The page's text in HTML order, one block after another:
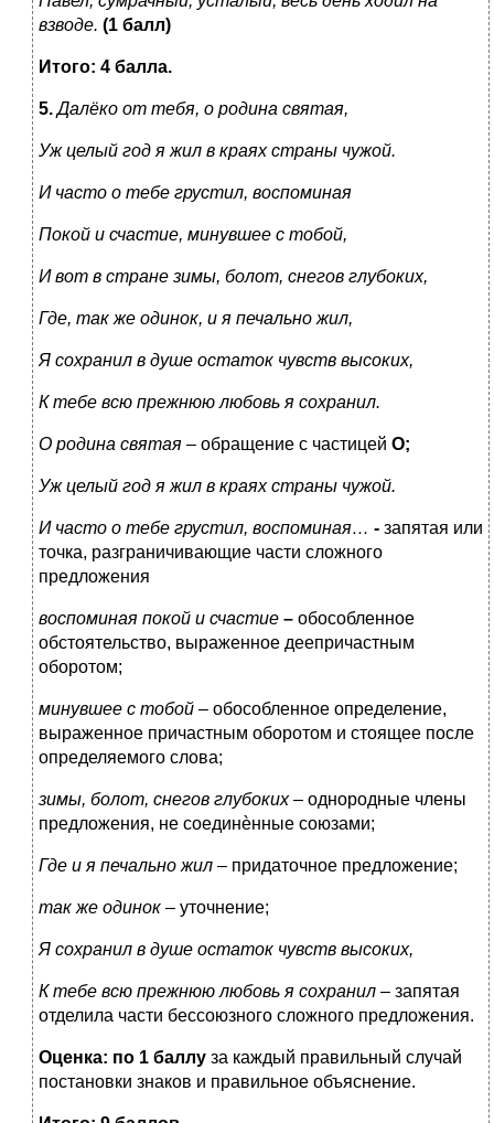
взводе. (1 балл)
Итого: 4 балла.
5.Далёко от тебя, о родина святая,
Уж целый год я жил в краях страны чужой.
И часто о тебе грустил, воспоминая
Покой и счастие, минувшее с тобой,
И вот в стране зимы, болот, снегов глубоких,
Где, так же одинок, и я печально жил,
Я сохранил в душе остаток чувств высоких,
К тебе всю прежнюю любовь я сохранил.
О родина святая – обращение с частицей О;
Уж целый год я жил в краях страны чужой.
И часто о тебе грустил, воспоминая… - запятая или
точка, разграничивающие части сложного
предложения
воспоминая покой и счастие – обособленное
обстоятельство, выраженное деепричастным
оборотом;
минувшее с тобой – обособленное определение,
выраженное причастным оборотом и стоящее после
определяемого слова;
зимы, болот, снегов глубоких– однородные члены
предложения, не соединѐнные союзами;
Где и я печально жил – придаточное предложение;
так же одинок – уточнение;
Я сохранил в душе остаток чувств высоких,
К тебе всю прежнюю любовь я сохранил – запятая
отделила части бессоюзного сложного предложения.
Оценка: по 1 баллу за каждый правильный случай
постановки знаков и правильное объяснение.